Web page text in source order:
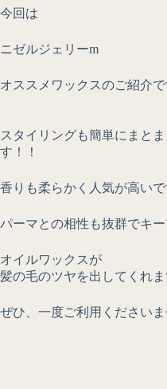
今回は
ニゼルジェリーm
オススメワックスのご紹介で
スタイリングも簡単にまと
す！！
香りも柔らかく人気が高いで
パーマとの相性も抜群でキ
オイルワックスが
髪の毛のツヤを出してくれま
ぜひ、一度ご利用くださいま